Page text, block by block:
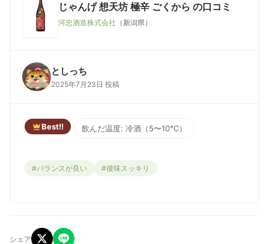
じゃんげ 想天坊 極辛 ごくから の口コミ
河忠酒造株式会社 （新潟県）
としっち
2025年7月23日 投稿
Best!! 飲んだ温度: 冷酒（5〜10℃）
#バランスが良い #後味スッキリ
シェア